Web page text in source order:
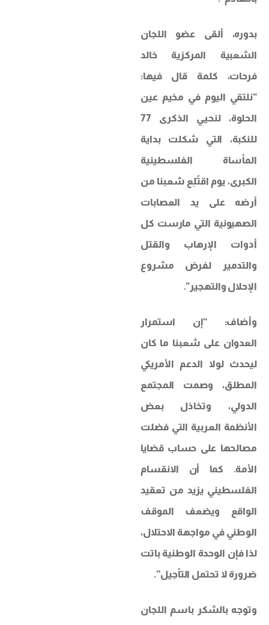
بدوره، ألقى عضو اللجان
الشعبية المركزية خالد
فرحات، كلمة قال فيها:
“نلتقي اليوم في مخيم عين
الحلوة، لنحيي الذكرى 77
للنكبة، التي شكلت بداية
المأساة الفلسطينية
الكبرى، يوم اقتُلِع شعبنا من
أرضه على يد العصابات
الصهيونية التي مارست كل
أدوات الإرهاب والقتل
والتدمير لفرض مشروع
الإحلال والتهجير”.
وأضاف: “إن استمرار
العدوان على شعبنا ما كان
ليحدث لولا الدعم الأمريكي
المطلق، وصمت المجتمع
الدولي، وتخاذل بعض
الأنظمة العربية التي فضلت
مصالحها على حساب قضايا
الأمة. كما أن الانقسام
الفلسطيني يزيد من تعقيد
الواقع ويضعف الموقف
الوطني في مواجهة الاحتلال،
لذا فإن الوحدة الوطنية باتت
ضرورة لا تحتمل التأجيل”.
وتوجه بالشكر باسم اللجان